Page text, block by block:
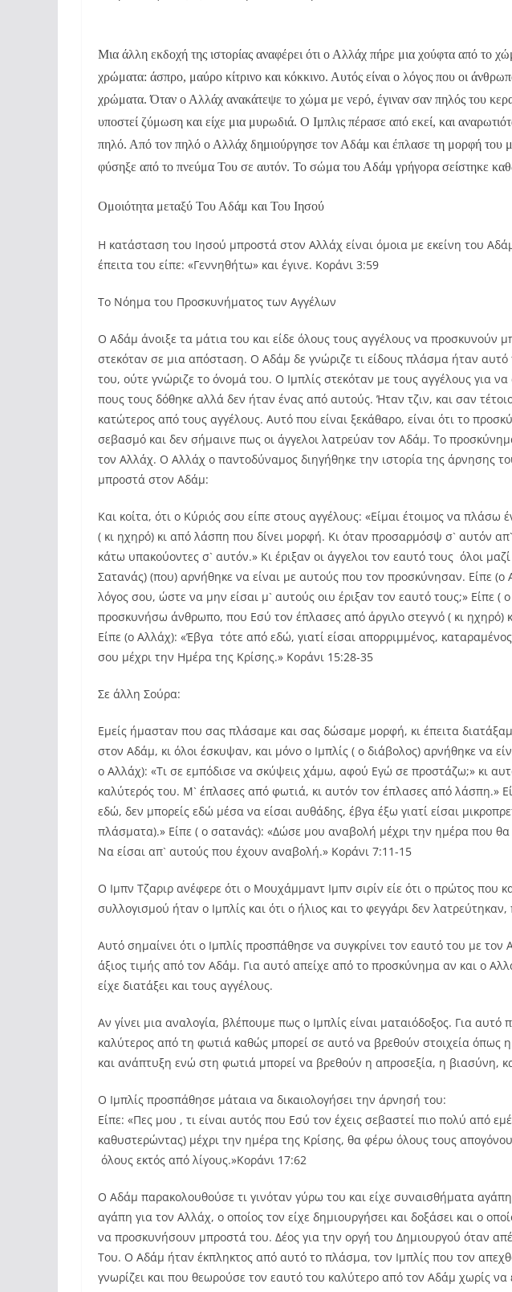
Μια άλλη εκδοχή της ιστορίας αναφέρει ότι ο Αλλάχ πήρε μια χούφτα από το
χρώματα: άσπρο, μαύρο κίτρινο και κόκκινο. Αυτός είναι ο λόγος που οι
χρώματα. Όταν ο Αλλάχ ανακάτεψε το χώμα με νερό, έγιναν σαν πηλός του
υποστεί ζύμωση και είχε μια μυρωδιά. Ο Ιμπλις πέρασε από εκεί, και
πηλό. Από τον πηλό ο Αλλάχ δημιούργησε τον Αδάμ και έπλασε τη μορφή του
φύσηξε από το πνεύμα Του σε αυτόν. Το σώμα του Αδάμ γρήγορα σείστηκε
Ομοιότητα μεταξύ Του Αδάμ και Του Ιησού
Η κατάσταση του Ιησού μπροστά στον Αλλάχ είναι όμοια με εκείνη του
έπειτα του είπε: «Γεννηθήτω» και έγινε. Κοράνι 3:59
Το Νόημα του Προσκυνήματος των Αγγέλων
Ο Αδάμ άνοιξε τα μάτια του και είδε όλους τους αγγέλους να προσκυνούν
στεκόταν σε μια απόσταση. Ο Αδάμ δε γνώριζε τι είδους πλάσμα ήταν
του, ούτε γνώριζε το όνομά του. Ο Ιμπλίς στεκόταν με τους αγγέλους για
πους τους δόθηκε αλλά δεν ήταν ένας από αυτούς. Ήταν τζιν, και σαν
κατώτερος από τους αγγέλους. Αυτό που είναι ξεκάθαρο, είναι ότι το
σεβασμό και δεν σήμαινε πως οι άγγελοι λατρεύαν τον Αδάμ. Το
τον Αλλάχ. Ο Αλλάχ ο παντοδύναμος διηγήθηκε την ιστορία της άρνησης
μπροστά στον Αδάμ:
Και κοίτα, ότι ο Κύριός σου είπε στους αγγέλους: «Είμαι έτοιμος να
( κι ηχηρό) κι από λάσπη που δίνει μορφή. Κι όταν προσαρμόσψ σ` αυτόν
κάτω υπακούοντες σ` αυτόν.» Κι έριξαν οι άγγελοι τον εαυτό τους όλοι
Σατανάς) (που) αρνήθηκε να είναι με αυτούς που τον προσκύνησαν. Είπε (ο
λόγος σου, ώστε να μην είσαι μ` αυτούς οιυ έριξαν τον εαυτό τους;» Είπε (
προσκυνήσω άνθρωπο, που Εσύ τον έπλασες από άργιλο στεγνό ( κι ηχηρό)
Είπε (ο Αλλάχ): «Έβγα τότε από εδώ, γιατί είσαι απορριμμένος,
σου μέχρι την Ημέρα της Κρίσης.» Κοράνι 15:28-35
Σε άλλη Σούρα:
Εμείς ήμασταν που σας πλάσαμε και σας δώσαμε μορφή, κι έπειτα
στον Αδάμ, κι όλοι έσκυψαν, και μόνο ο Ιμπλίς ( ο διάβολος) αρνήθηκε να
ο Αλλάχ): «Τι σε εμπόδισε να σκύψεις χάμω, αφού Εγώ σε προστάζω;» κι
καλύτερός του. Μ` έπλασες από φωτιά, κι αυτόν τον έπλασες από λάσπη.»
εδώ, δεν μπορείς εδώ μέσα να είσαι αυθάδης, έβγα έξω γιατί είσαι
πλάσματα).» Είπε ( ο σατανάς): «Δώσε μου αναβολή μέχρι την ημέρα που
Να είσαι απ` αυτούς που έχουν αναβολή.» Κοράνι 7:11-15
Ο Ιμπν Τζαριρ ανέφερε ότι ο Μουχάμμαντ Ιμπν σιρίν είε ότι ο πρώτος που
συλλογισμού ήταν ο Ιμπλίς και ότι ο ήλιος και το φεγγάρι δεν
Αυτό σημαίνει ότι ο Ιμπλίς προσπάθησε να συγκρίνει τον εαυτό του με
άξιος τιμής από τον Αδάμ. Για αυτό απείχε από το προσκύνημα αν και ο
είχε διατάξει και τους αγγέλους.
Αν γίνει μια αναλογία, βλέπουμε πως ο Ιμπλίς είναι ματαιόδοξος. Για αυτό
καλύτερος από τη φωτιά καθώς μπορεί σε αυτό να βρεθούν στοιχεία όπως η
και ανάπτυξη ενώ στη φωτιά μπορεί να βρεθούν η απροσεξία, η βιασύνη,
Ο Ιμπλίς προσπάθησε μάταια να δικαιολογήσει την άρνησή του:
Είπε: «Πες μου , τι είναι αυτός που Εσύ τον έχεις σεβαστεί πιο πολύ από
καθυστερώντας) μέχρι την ημέρα της Κρίσης, θα φέρω όλους τους
όλους εκτός από λίγους.»Κοράνι 17:62
Ο Αδάμ παρακολουθούσε τι γινόταν γύρω του και είχε συναισθήματα
αγάπη για τον Αλλάχ, ο οποίος τον είχε δημιουργήσει και δοξάσει και ο
να προσκυνήσουν μπροστά του. Δέος για την οργή του Δημιουργού όταν
Του. Ο Αδάμ ήταν έκπληκτος από αυτό το πλάσμα, τον Ιμπλίς που τον
γνωρίζει και που θεωρούσε τον εαυτό του καλύτερο από τον Αδάμ χωρίς να